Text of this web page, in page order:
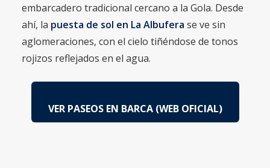
embarcadero tradicional cercano a la Gola. Desde
ahí, la puesta de sol en La Albufera se ve sin
aglomeraciones, con el cielo tiñéndose de tonos
rojizos reflejados en el agua.
VER PASEOS EN BARCA (WEB OFICIAL)